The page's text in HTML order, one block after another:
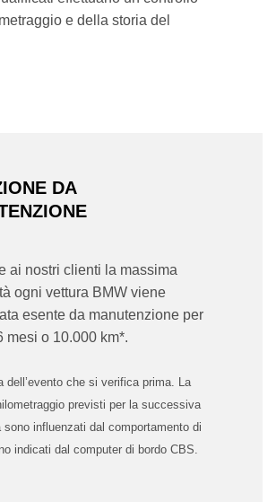
e della storia del
DA
ai nostri clienti la massima
ogni vettura BMW viene
esente da manutenzione per
mesi o 10.000 km*.
dell’evento che si verifica prima. La
previsti per la successiva
influenzati dal comportamento di
indicati dal computer di bordo CBS.